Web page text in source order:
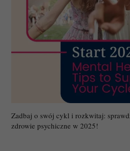
Zadbaj o swój cykl i rozkwitaj:
zdrowie psychiczne w 2025!